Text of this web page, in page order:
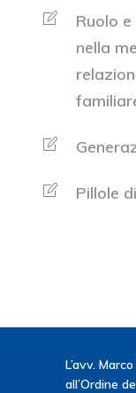
Ruolo
nella
Pillole
L’avv.
all’Ordine